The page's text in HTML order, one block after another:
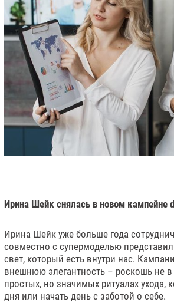
Ирина Шейк снялась в новом кампейне
Ирина Шейк уже больше года
совместно с супермоделью
свет, который есть внутри нас.
внешнюю элегантность – роскошь не
простых, но значимых ритуалах ухода,
дня или начать день с заботой о себе.